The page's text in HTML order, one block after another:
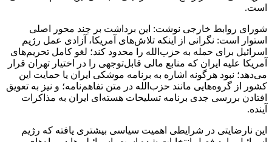
است.
شورای روابط خارجی نوشت: این برداشت بر چند محور اصلی
استوار است: نگرانی از اینکه تلاش‌های آمریکا، آزادی عمل رژیم
اسرائیل برای حمله به حزب‌الله را محدود کند؛ لغو کامل تحریم‌های
آمریکا علیه ایران که منابع مالی قابل‌توجهی را در اختیار تهران قرار
می‌دهد؛ نبود هرگونه اشاره به برنامه موشکی ایران یا حمایت این
کشور از گروه‌هایی مانند حزب‌الله در متن تفاهم‌نامه؛ و نیز به تعویق
افتادن بررسی جدی برنامه تسلیحات هسته‌ای ایران به مذاکرات
آینده.
این نارضایتی در شرایطی اهمیت سیاسی بیشتری یافته که رژیم